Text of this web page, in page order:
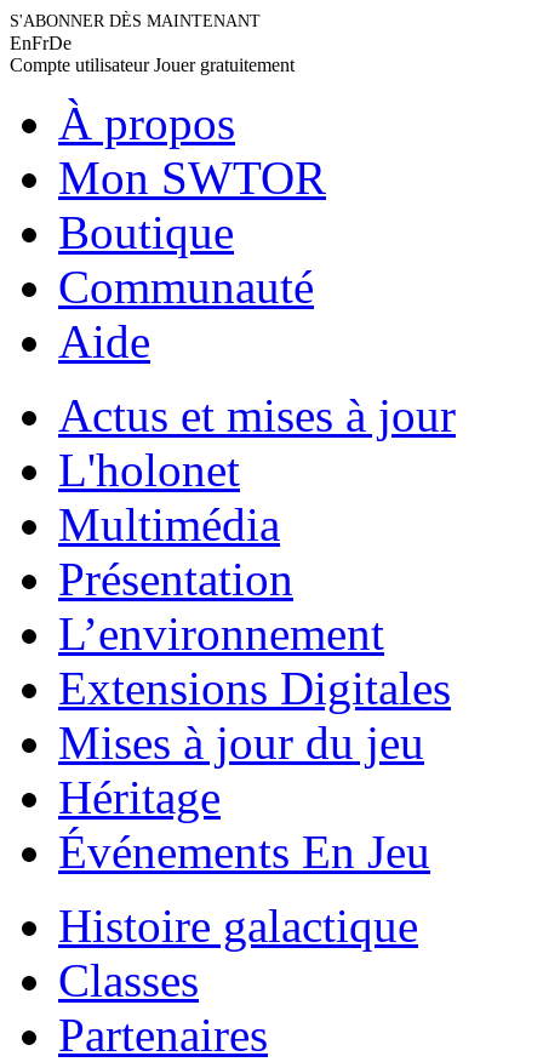
S'ABONNER DÈS MAINTENANT
EnFrDe
Compte utilisateurJouer gratuitement
À propos
Mon SWTOR
Boutique
Communauté
Aide
Actus et mises à jour
L'holonet
Multimédia
Présentation
L’environnement
Extensions Digitales
Mises à jour du jeu
Héritage
Événements En Jeu
Histoire galactique
Classes
Partenaires